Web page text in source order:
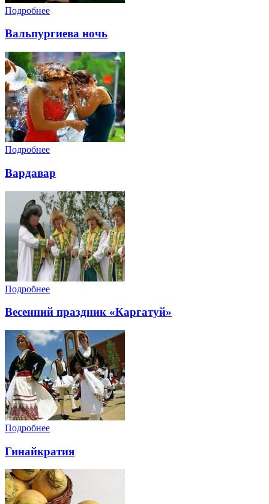
Подробнее
Вальпургиева ночь
Подробнее
Вардавар
Подробнее
Весенний праздник «Каргатуй»
Подробнее
Гинайкратия